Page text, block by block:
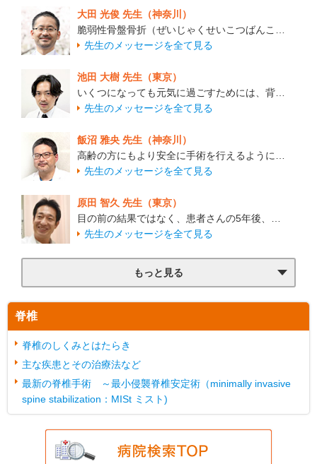
大田 光俊 先生（神奈川）
脆弱性骨盤骨折（ぜいじゃくせいこつばんこ…
先生のメッセージを全て見る
池田 大樹 先生（東京）
いくつになっても元気に過ごすためには、背…
先生のメッセージを全て見る
飯沼 雅央 先生（神奈川）
高齢の方にもより安全に手術を行えるように…
先生のメッセージを全て見る
原田 智久 先生（東京）
目の前の結果ではなく、患者さんの5年後、…
先生のメッセージを全て見る
もっと見る
脊椎
脊椎のしくみとはたらき
主な疾患とその治療法など
最新の脊椎手術 ～最小侵襲脊椎安定術（minimally invasive
spine stabilization：MISt ミスト)